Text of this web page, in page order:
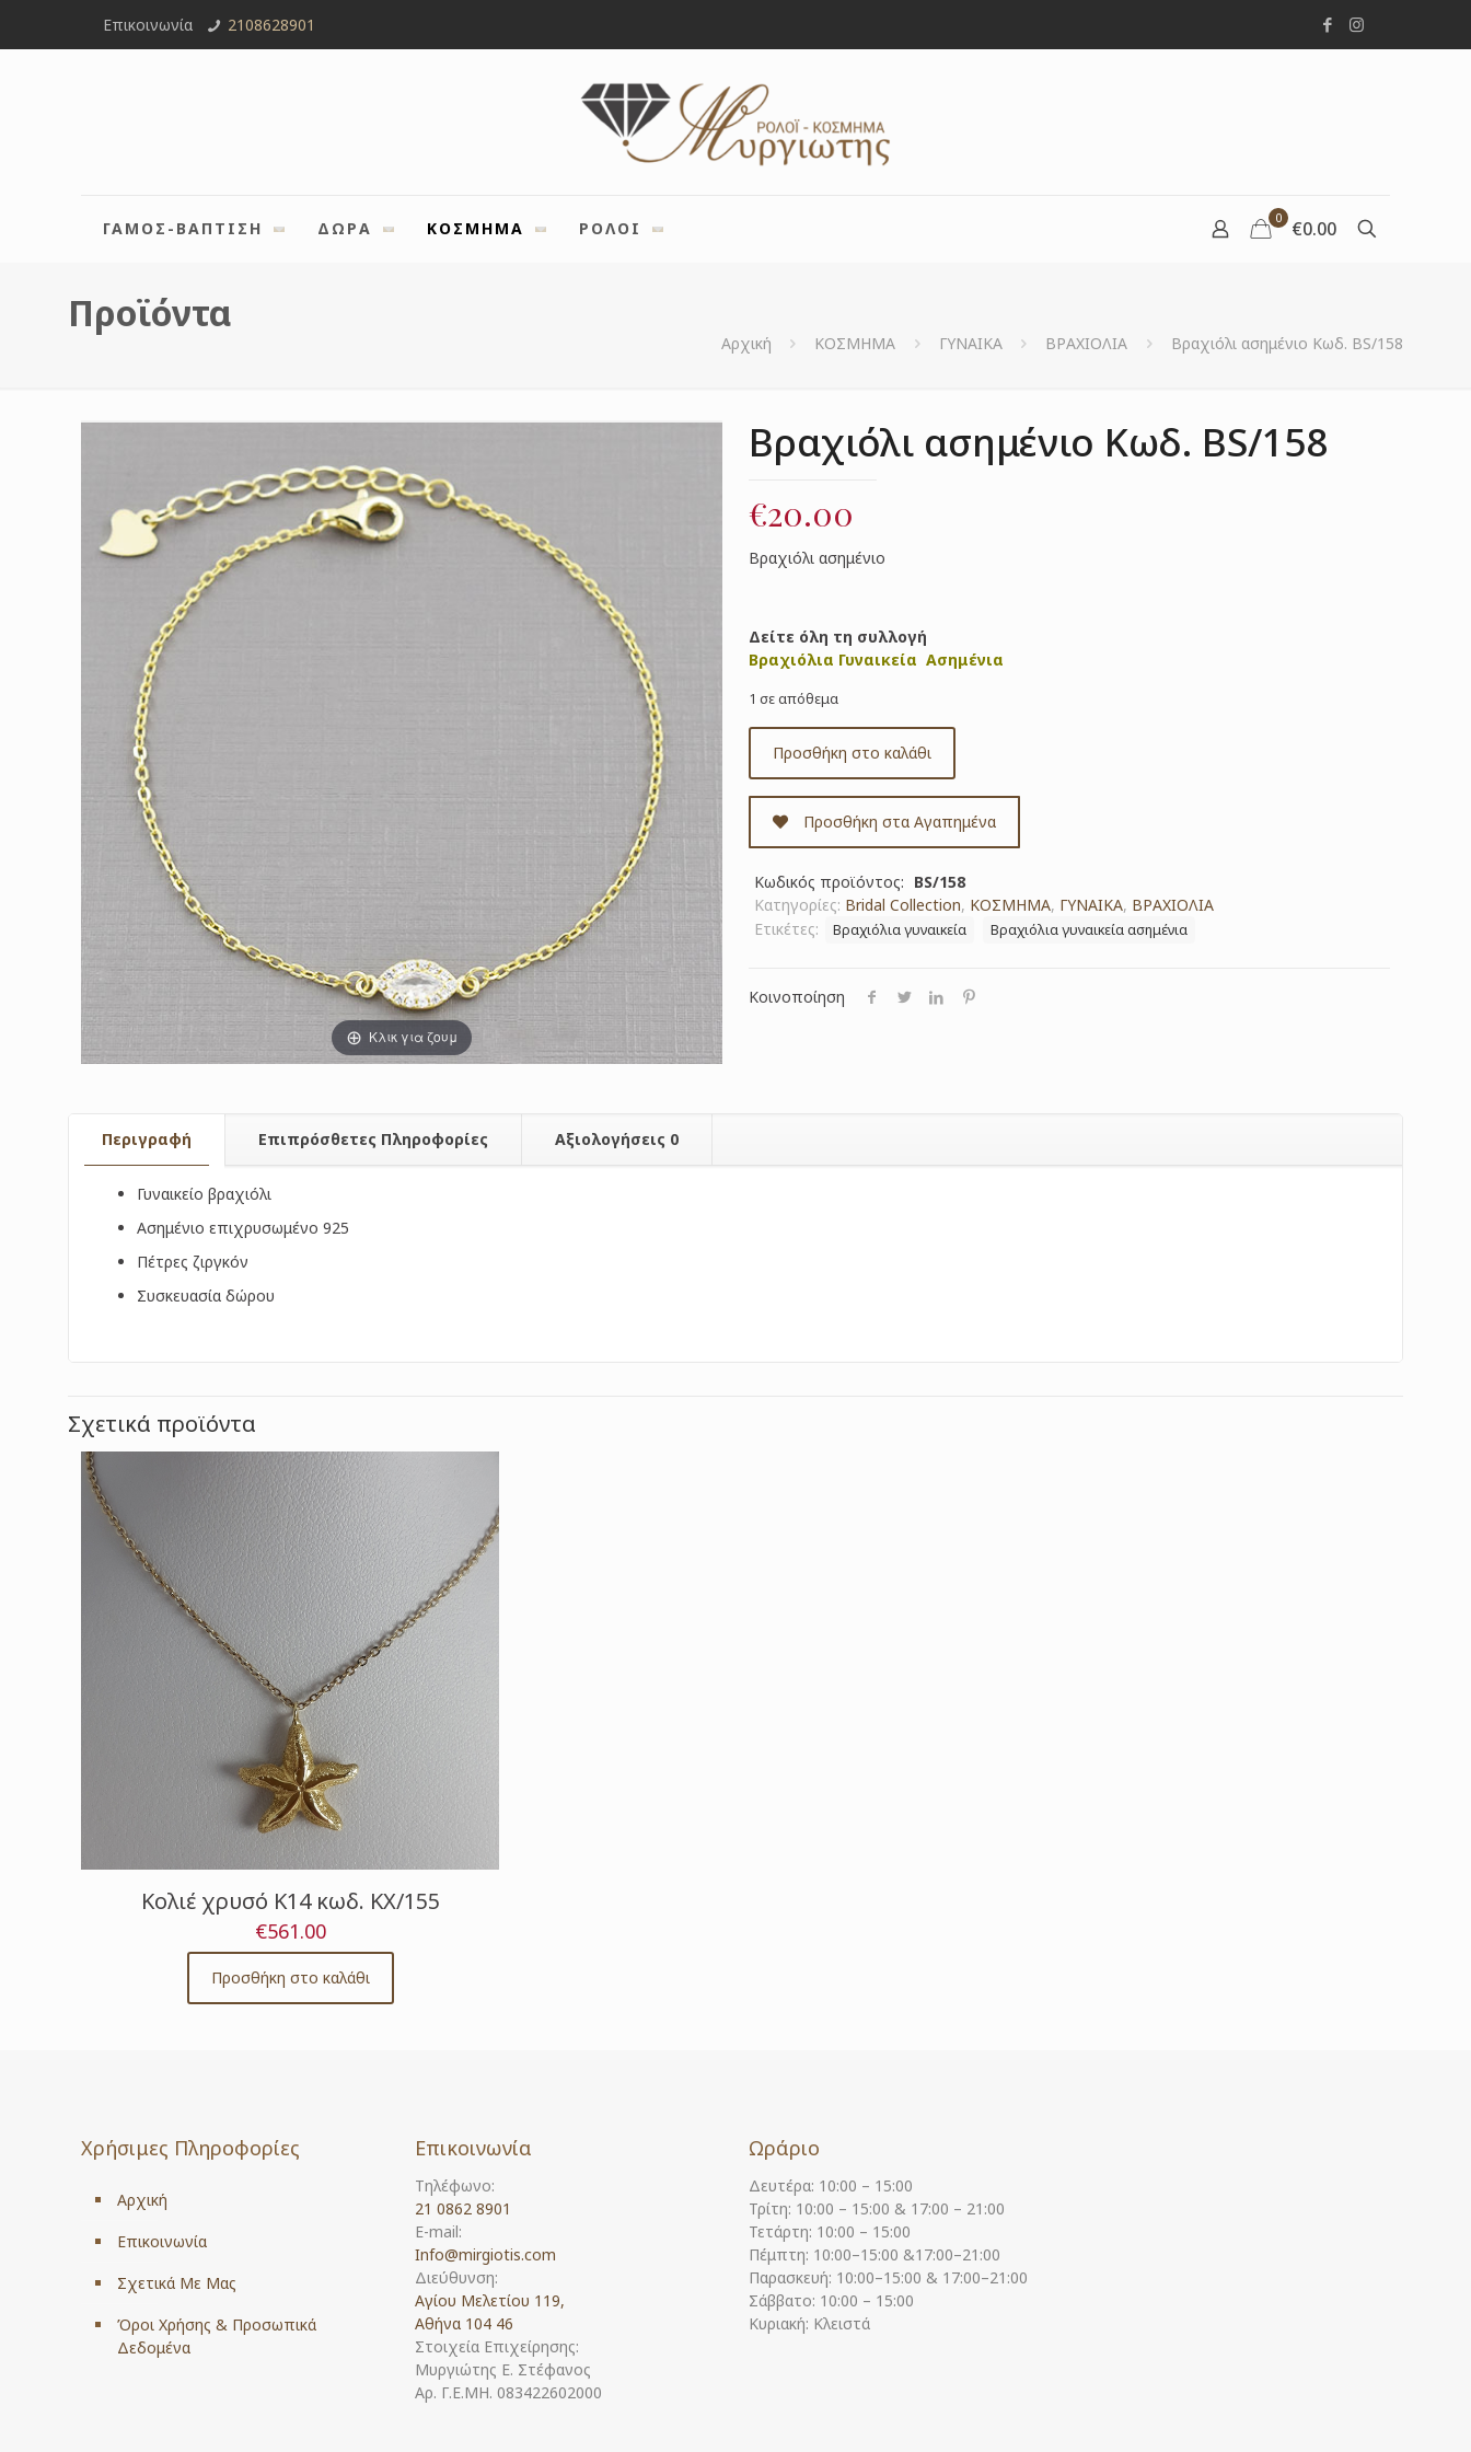
Επικοινωνία 2108628901
ΓΑΜΟΣ-ΒΑΠΤΙΣΗ ΔΩΡΑ ΚΟΣΜΗΜΑ ΡΟΛΟΙ
0 €0.00
Προϊόντα
Αρχική ΚΟΣΜΗΜΑ ΓΥΝΑΙΚΑ ΒΡΑΧΙΟΛΙΑ Βραχιόλι ασημένιο Κωδ. BS/158
Κλικ για ζουμ
Βραχιόλι ασημένιο Κωδ. BS/158
€20.00
Βραχιόλι ασημένιο
Δείτε όλη τη συλλογή
Βραχιόλια Γυναικεία Ασημένια
1 σε απόθεμα
Προσθήκη στο καλάθι
Προσθήκη στα Αγαπημένα
Κωδικός προϊόντος: BS/158
Κατηγορίες: Bridal Collection, ΚΟΣΜΗΜΑ, ΓΥΝΑΙΚΑ, ΒΡΑΧΙΟΛΙΑ
Ετικέτες:
Βραχιόλια γυναικεία Βραχιόλια γυναικεία ασημένια
Κοινοποίηση
Περιγραφή Επιπρόσθετες Πληροφορίες Αξιολογήσεις 0
Γυναικείο βραχιόλι
Ασημένιο επιχρυσωμένο 925
Πέτρες ζιργκόν
Συσκευασία δώρου
Σχετικά προϊόντα
Κολιέ χρυσό Κ14 κωδ. ΚΧ/155
€561.00
Προσθήκη στο καλάθι
Χρήσιμες Πληροφορίες
Αρχική
Επικοινωνία
Σχετικά Με Μας
Όροι Χρήσης & Προσωπικά
Δεδομένα
Επικοινωνία
Τηλέφωνο:
21 0862 8901
E-mail:
Info@mirgiotis.com
Διεύθυνση:
Αγίου Μελετίου 119,
Αθήνα 104 46
Στοιχεία Επιχείρησης:
Μυργιώτης Ε. Στέφανος
Αρ. Γ.Ε.ΜΗ. 083422602000
Ωράριο
Δευτέρα: 10:00 – 15:00
Τρίτη: 10:00 – 15:00 & 17:00 – 21:00
Τετάρτη: 10:00 – 15:00
Πέμπτη: 10:00–15:00 &17:00–21:00
Παρασκευή: 10:00–15:00 & 17:00–21:00
Σάββατο: 10:00 – 15:00
Κυριακή: Κλειστά